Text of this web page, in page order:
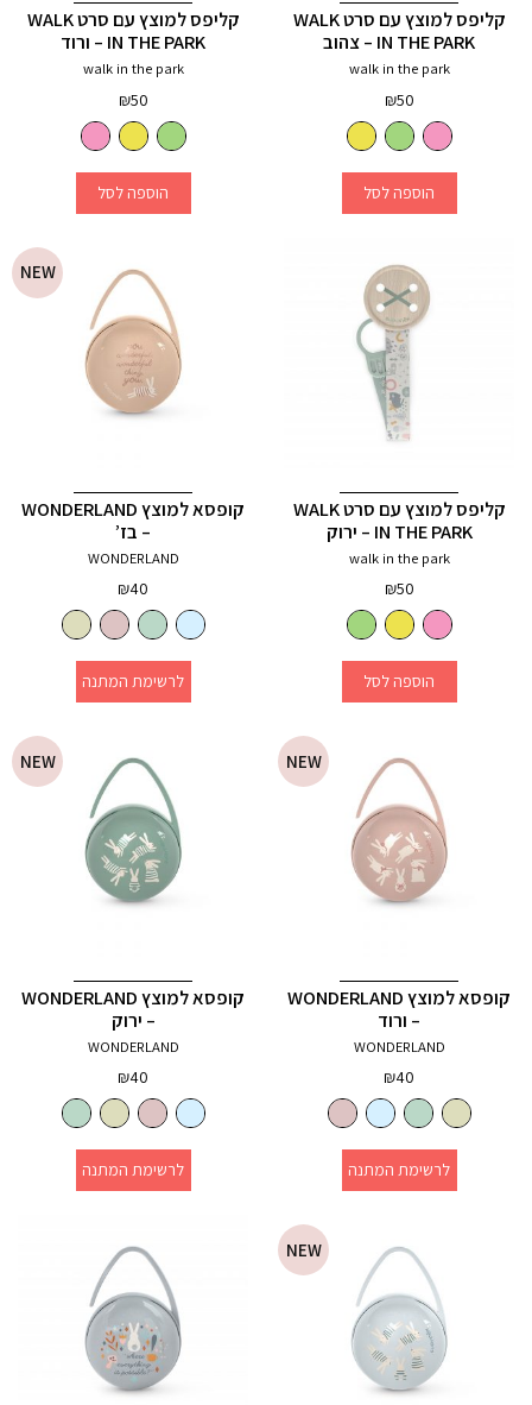
קליפס למוצץ עם סרט WALK
IN THE PARK – צהוב
walk in the park
₪50
הוספה לסל
קליפס למוצץ עם סרט WALK
IN THE PARK – ורוד
walk in the park
₪50
הוספה לסל
קליפס למוצץ עם סרט WALK
IN THE PARK – ירוק
walk in the park
₪50
הוספה לסל
NEW
קופסא למוצץ WONDERLAND
– בז’
WONDERLAND
₪40
לרשימת המתנה
NEW
קופסא למוצץ WONDERLAND
– ורוד
WONDERLAND
₪40
לרשימת המתנה
NEW
קופסא למוצץ WONDERLAND
– ירוק
WONDERLAND
₪40
לרשימת המתנה
NEW